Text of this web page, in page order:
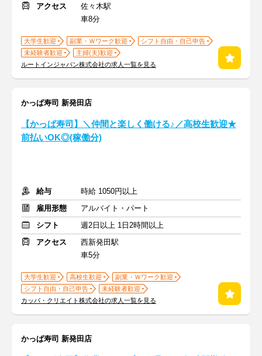
アクセス
佐々木駅
車8分
大学生歓迎 副業・Ｗワーク歓迎
シフト自由・自己申告
未経験者歓迎
主婦(夫)歓迎
ルートインジャパン株式会社の求人一覧を見る
かっぱ寿司 新発田店
【かっぱ寿司】＼仲間と楽しく働ける♪／高校生歓迎★
前払いOK◎(稼働分)
給与
時給 1050円以上
雇用形態
アルバイト・パート
シフト
週2日以上 1日2時間以上
アクセス
西新発田駅
車5分
大学生歓迎 高校生歓迎
副業・Ｗワーク歓迎
シフト自由・自己申告
未経験者歓迎
カッパ・クリエイト株式会社の求人一覧を見る
かっぱ寿司 新発田店